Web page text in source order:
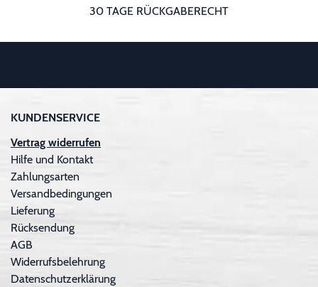
30 TAGE RÜCKGABERECHT
KUNDENSERVICE
Vertrag widerrufen
Hilfe und Kontakt
Zahlungsarten
Versandbedingungen
Lieferung
Rücksendung
AGB
Widerrufsbelehrung
Datenschutzerklärung